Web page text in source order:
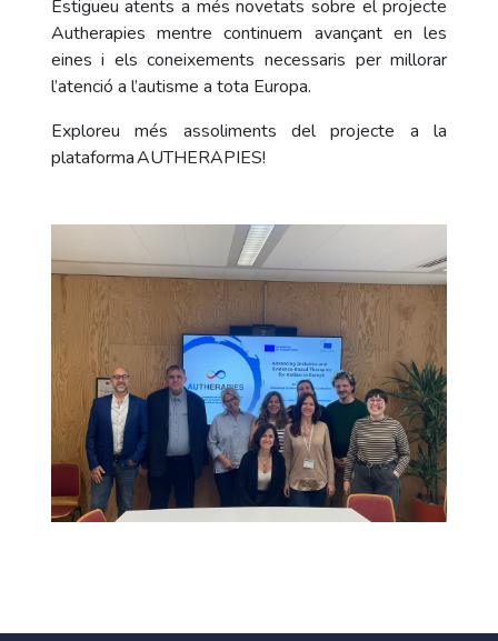
Estigueu atents a més novetats sobre el projecte
Autherapies mentre continuem avançant en les
eines i els coneixements necessaris per millorar
l’atenció a l’autisme a tota Europa.
Exploreu més assoliments del projecte a la
plataforma AUTHERAPIES!